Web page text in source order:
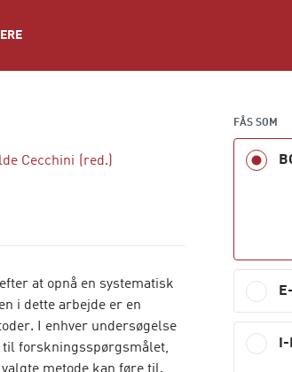
Cecchini (red.)
at opnå en systematisk
i dette arbejde er en
I enhver undersøgelse
til forskningsspørgsmålet,
FÅS SOM